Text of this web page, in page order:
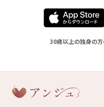
30歳以上の独身の